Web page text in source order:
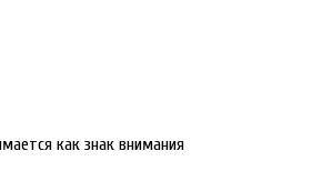
как знак внимания